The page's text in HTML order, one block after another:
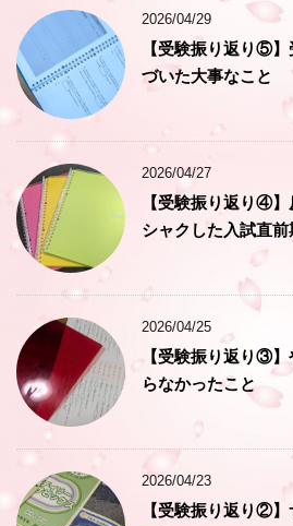
2026/04/29
【受験振り返り⑤
づいた大事なこと
2026/04/27
【受験振り返り④
シャクした入試直前
2026/04/25
【受験振り返り③
らなかったこと
2026/04/23
【受験振り返り②